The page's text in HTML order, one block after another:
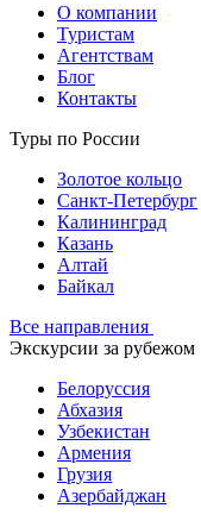
О компании
Туристам
Агентствам
Блог
Контакты
Туры по России
Золотое кольцо
Санкт-Петербург
Калининград
Казань
Алтай
Байкал
Все направления
Экскурсии за рубежом
Белоруссия
Абхазия
Узбекистан
Армения
Грузия
Азербайджан